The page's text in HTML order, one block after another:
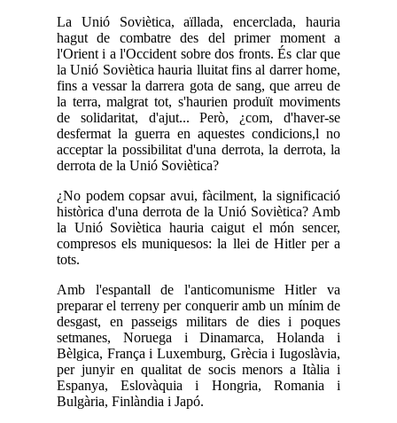
La Unió Soviètica, aïllada, encerclada, hauria
hagut de combatre des del primer moment a
l'Orient i a l'Occident sobre dos fronts. És clar que
la Unió Soviètica hauria lluitat fins al darrer home,
fins a vessar la darrera gota de sang, que arreu de
la terra, malgrat tot, s'haurien produït moviments
de solidaritat, d'ajut... Però, ¿com, d'haver-se
desfermat la guerra en aquestes condicions,l no
acceptar la possibilitat d'una derrota, la derrota, la
derrota de la Unió Soviètica?
¿No podem copsar avui, fàcilment, la significació
històrica d'una derrota de la Unió Soviètica? Amb
la Unió Soviètica hauria caigut el món sencer,
compresos els muniquesos: la llei de Hitler per a
tots.
Amb l'espantall de l'anticomunisme Hitler va
preparar el terreny per conquerir amb un mínim de
desgast, en passeigs militars de dies i poques
setmanes, Noruega i Dinamarca, Holanda i
Bèlgica, França i Luxemburg, Grècia i Iugoslàvia,
per junyir en qualitat de socis menors a Itàlia i
Espanya, Eslovàquia i Hongria, Romania i
Bulgària, Finlàndia i Japó.